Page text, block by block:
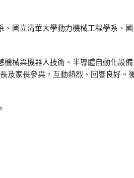
國立清華大學動力機械工程學系、國
械與機器人技術、半導體自動化設備
及家長參與，互動熱烈、回響良好。